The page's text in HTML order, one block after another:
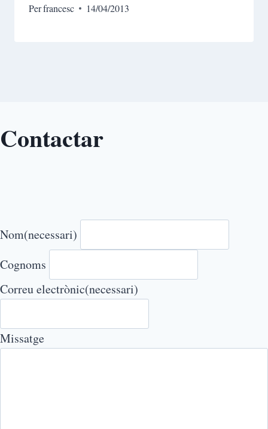
Perfrancesc 14/04/2013
Contactar
Nom(necessari)
Cognoms
Correu electrònic(necessari)
Missatge